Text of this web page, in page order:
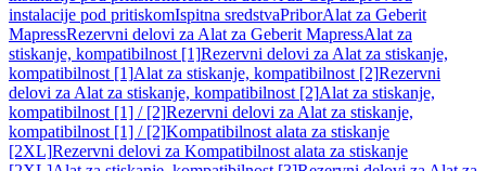
instalacije pod pritiskomIspitna sredstvaPriborAlat za Geberit
MapressRezervni delovi za Alat za Geberit MapressAlat za
stiskanje, kompatibilnost [1]Rezervni delovi za Alat za stiskanje,
kompatibilnost [1]Alat za stiskanje, kompatibilnost [2]Rezervni
delovi za Alat za stiskanje, kompatibilnost [2]Alat za stiskanje,
kompatibilnost [1] / [2]Rezervni delovi za Alat za stiskanje,
kompatibilnost [1] / [2]Kompatibilnost alata za stiskanje
[2XL]Rezervni delovi za Kompatibilnost alata za stiskanje